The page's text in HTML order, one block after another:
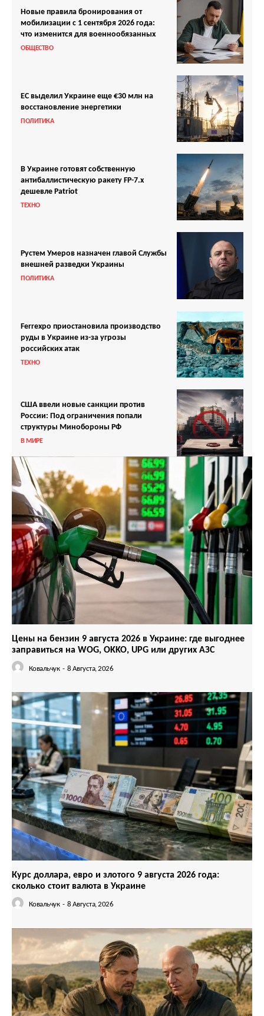
Новые правила бронирования от
мобилизации с 1 сентября 2026 года:
что изменится для военнообязанных
ОБЩЕСТВО
ЕС выделил Украине еще €30 млн на
восстановление энергетики
ПОЛИТИКА
В Украине готовят собственную
антибаллистическую ракету FP-7.x
дешевле Patriot
ТЕХНО
Рустем Умеров назначен главой Службы
внешней разведки Украины
ПОЛИТИКА
Ferrexpo приостановила производство
руды в Украине из-за угрозы
российских атак
ТЕХНО
США ввели новые санкции против
России: Под ограничения попали
структуры Минобороны РФ
В МИРЕ
Цены на бензин 9 августа 2026 в Украине: где выгоднее
заправиться на WOG, OKKO, UPG или других АЗС
Ковальчук - 8 Августа, 2026
Курс доллара, евро и злотого 9 августа 2026 года:
сколько стоит валюта в Украине
Ковальчук - 8 Августа, 2026